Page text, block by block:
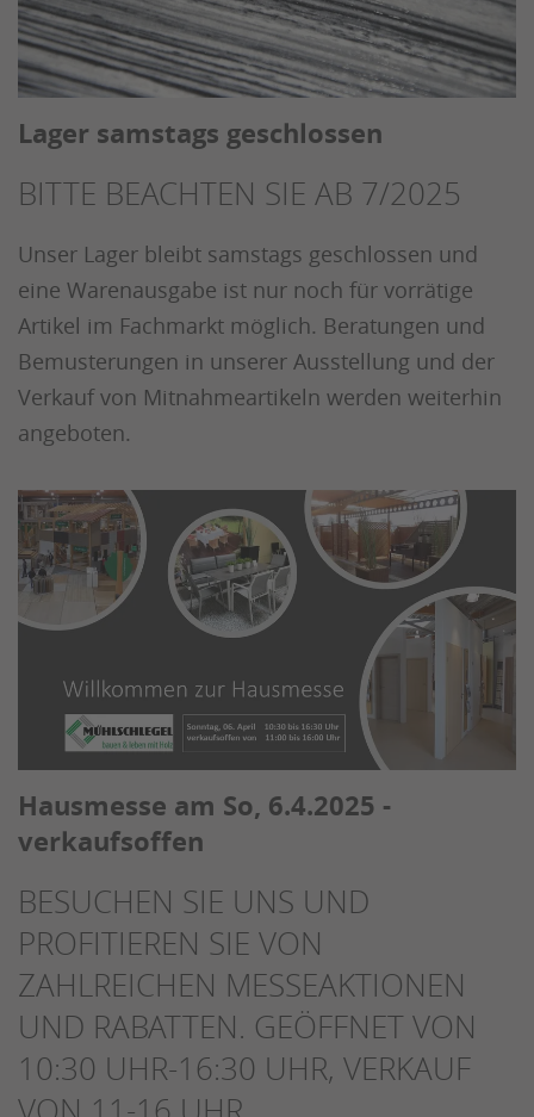
Lager samstags geschlossen
BITTE BEACHTEN SIE AB 7/2025
Unser Lager bleibt samstags geschlossen und
eine Warenausgabe ist nur noch für vorrätige
Artikel im Fachmarkt möglich. Beratungen und
Bemusterungen in unserer Ausstellung und der
Verkauf von Mitnahmeartikeln werden weiterhin
angeboten.
Hausmesse am So, 6.4.2025 -
verkaufsoffen
BESUCHEN SIE UNS UND
PROFITIEREN SIE VON
ZAHLREICHEN MESSEAKTIONEN
UND RABATTEN. GEÖFFNET VON
10:30 UHR-16:30 UHR, VERKAUF